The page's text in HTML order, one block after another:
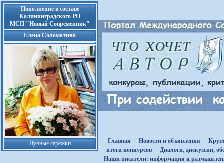
Пополнение в составе
Калининградского РО
МСП "Новый Современник"
Елена Соломатина
Лунные сережки Главная Новости и объявления
итоги конкурсов
Диалоги, дискуссии,
Наши писатели: информация к